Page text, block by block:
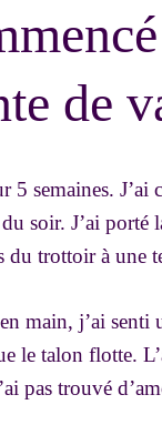
de
5 semaines.
soir. J’ai porté
du trottoir à une
main, j’ai
le talon flotte.
pas trouvé